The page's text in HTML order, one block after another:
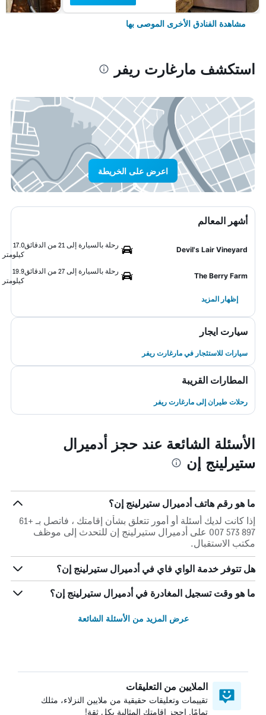
مشاهدة الفنادق الأخرى الموصى بها
استكشف مارغارت ريفر
اعرض على الخريطة
أشهر المعالم
Devil's Lair Vineyard
رحلة بالسيارة إلى 21 من الدقائق
17.0
كيلومتر
The Berry Farm
رحلة بالسيارة إلى 27 من الدقائق
19.9
كيلومتر
إظهار المزيد
سيارت ايجار
سيارات للاستئجار في مارغارت ريفر
المطارات القريبة
رحلات طيران إلى مارغارت ريفر
الأسئلة الشائعة عند حجز أدميرال
ستيرلينج إن
ما هو رقم هاتف أدميرال ستيرلينج إن؟
إذا كانت لديك أسئلة أو أمور تتعلق بشأن إقامتك ، فاتصل بـ +61
897 573 007 على أدميرال ستيرلينج إن للتحدث إلى موظف
مكتب الاستقبال.
هل تتوفر خدمة الواي فاي في أدميرال ستيرلينج إن؟
ما هو وقت تسجيل المغادرة في أدميرال ستيرلينج إن؟
عرض المزيد من الأسئلة الشائعة
الملايين من التعليقات
تقييمات وتعليقات حقيقية من ملايين النزلاء، مثلك
تمامًا. احجز إقامتك المثالية بكل ثقة!